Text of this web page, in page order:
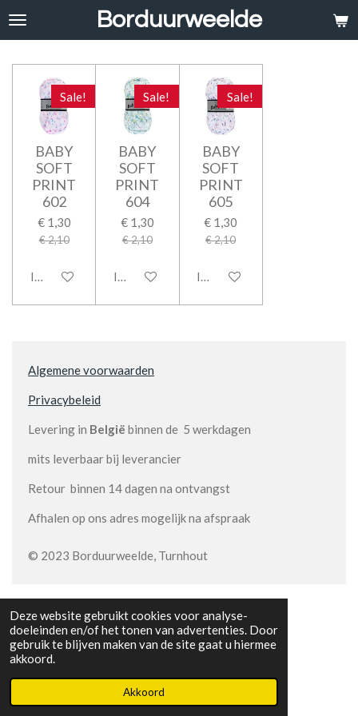
Deze website gebruikt cookies voor analyse-
doeleinden en/of het tonen van advertenties. Door
gebruik te blijven maken van de site gaat u hiermee
akkoord.
Akkoord
Ga
de
hoofdinhoud
Borduurweelde
Sale!
BABY
SOFT
PRINT
602
€ 1,30
€ 2,10
In winkelwagen
Sale!
BABY
SOFT
PRINT
604
€ 1,30
€ 2,10
In winkelwagen
Sale!
BABY
SOFT
PRINT
605
€ 1,30
€ 2,10
In winkelwagen
Algemene voorwaarden
Privacybeleid
Levering in België binnen de 5 werkdagen
mits leverbaar bij leverancier
Retour binnen 14 dagen na ontvangst
Afhalen op ons adres mogelijk na afspraak
© 2023 Borduurweelde, Turnhout